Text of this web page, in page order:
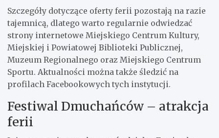
Szczegóły dotyczące oferty ferii pozostają na razie
tajemnicą, dlatego warto regularnie odwiedzać
strony internetowe Miejskiego Centrum Kultury,
Miejskiej i Powiatowej Biblioteki Publicznej,
Muzeum Regionalnego oraz Miejskiego Centrum
Sportu. Aktualności można także śledzić na
profilach Facebookowych tych instytucji.
Festiwal Dmuchańców – atrakcja
ferii